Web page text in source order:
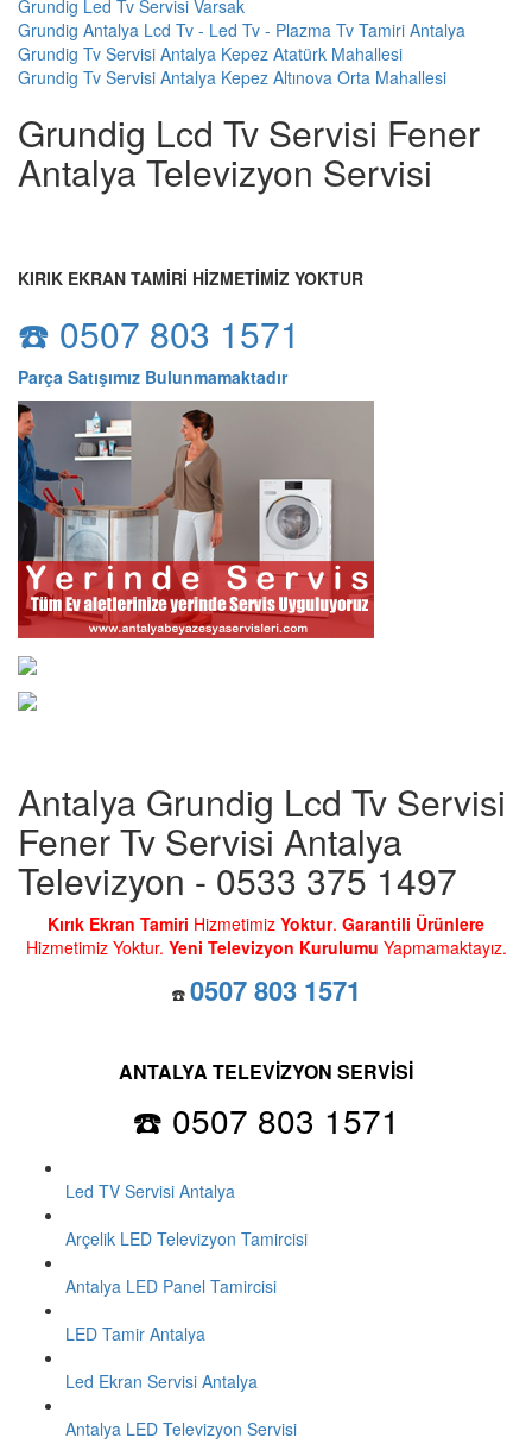
Grundig Led Tv Servisi Varsak
Grundig Antalya Lcd Tv - Led Tv - Plazma Tv Tamiri Antalya
Grundig Tv Servisi Antalya Kepez Atatürk Mahallesi
Grundig Tv Servisi Antalya Kepez Altınova Orta Mahallesi
Grundig Lcd Tv Servisi Fener
Antalya Televizyon Servisi
KIRIK EKRAN TAMİRİ HİZMETİMİZ YOKTUR
☎️ 0507 803 1571
Parça Satışımız Bulunmamaktadır
Antalya Grundig Lcd Tv Servisi
Fener Tv Servisi Antalya
Televizyon - 0533 375 1497
Kırık Ekran Tamiri Hizmetimiz Yoktur. Garantili Ürünlere
Hizmetimiz Yoktur. Yeni Televizyon Kurulumu Yapmamaktayız.
☎️ 0507 803 1571
ANTALYA TELEVİZYON SERVİSİ
☎️ 0507 803 1571
Led TV Servisi Antalya
Arçelik LED Televizyon Tamircisi
Antalya LED Panel Tamircisi
LED Tamir Antalya
Led Ekran Servisi Antalya
Antalya LED Televizyon Servisi